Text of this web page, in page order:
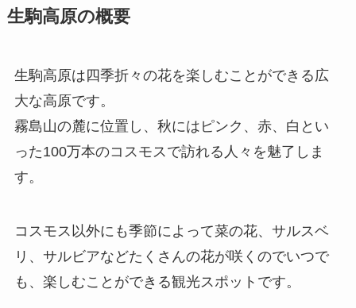
生駒高原の概要
生駒高原は四季折々の花を楽しむことができる広
大な高原です。
霧島山の麓に位置し、秋にはピンク、赤、白とい
った100万本のコスモスで訪れる人々を魅了しま
す。
コスモス以外にも季節によって菜の花、サルスベ
リ、サルビアなどたくさんの花が咲くのでいつで
も、楽しむことができる観光スポットです。